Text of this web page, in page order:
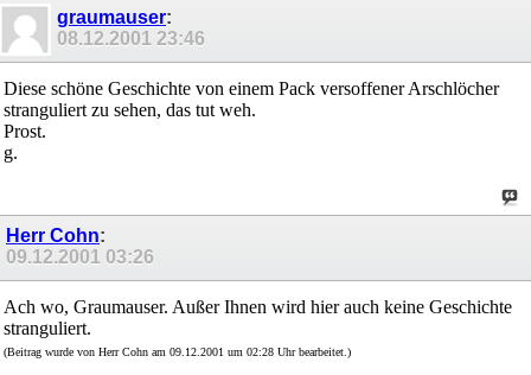
graumauser:
08.12.2001 23:46
Diese schöne Geschichte von einem Pack versoffener Arschlöcher
stranguliert zu sehen, das tut weh.
Prost.
g.
Herr Cohn:
09.12.2001 03:26
Ach wo, Graumauser. Außer Ihnen wird hier auch keine Geschichte
stranguliert.
(Beitrag wurde von Herr Cohn am 09.12.2001 um 02:28 Uhr bearbeitet.)